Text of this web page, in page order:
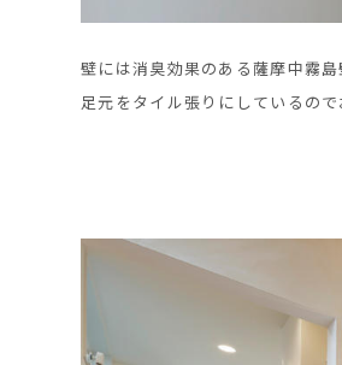
壁には消臭効果のある薩摩中霧島
足元をタイル張りにしているので